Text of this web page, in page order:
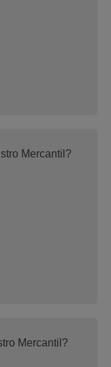
Mercantil?
Mercantil?